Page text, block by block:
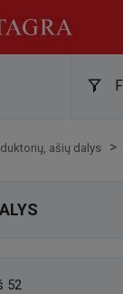
ašių dalys
52